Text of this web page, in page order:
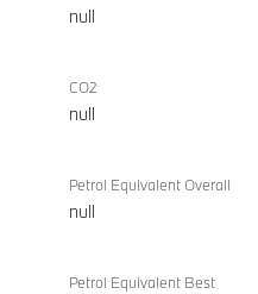
null
CO2
null
Petrol Equivalent Overall
null
Petrol Equivalent Best